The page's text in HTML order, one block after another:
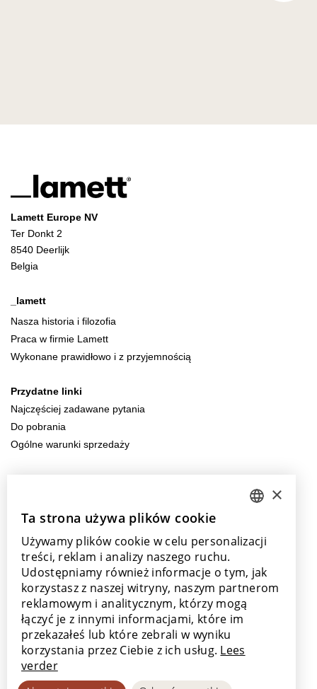
Lamett Europe NV
Ter Donkt 2
8540 Deerlijk
Belgia
_lamett
Nasza historia i filozofia
Praca w firmie Lamett
Wykonane prawidłowo i z przyjemnością
Przydatne linki
Najczęściej zadawane pytania
Do pobrania
Ogólne warunki sprzedaży
+32 56 77 45 15
Odwiedź nas
Nasze salony sprzedaży
Dzięki wsparciu ze strony
ENGLISH
POLISH
FRENCH
×
Ta strona używa plików cookie
Używamy plików cookie w celu personalizacji
treści, reklam i analizy naszego ruchu.
Udostępniamy również informacje o tym, jak
korzystasz z naszej witryny, naszym partnerom
reklamowym i analitycznym, którzy mogą
łączyć je z innymi informacjami, które im
przekazałeś lub które zebrali w wyniku
korzystania przez Ciebie z ich usług. Lees
verder